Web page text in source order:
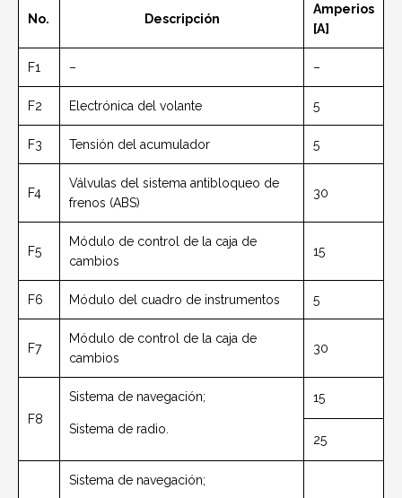
No. Descripción
Amperios
[A]
F1 – –
F2 Electrónica del volante 5
F3 Tensión del acumulador 5
F4
Válvulas del sistema antibloqueo de
frenos (ABS)
30
F5
Módulo de control de la caja de
cambios
15
F6 Módulo del cuadro de instrumentos 5
F7
Módulo de control de la caja de
cambios
30
F8
Sistema de navegación;
Sistema de radio.
15
25
Sistema de navegación;